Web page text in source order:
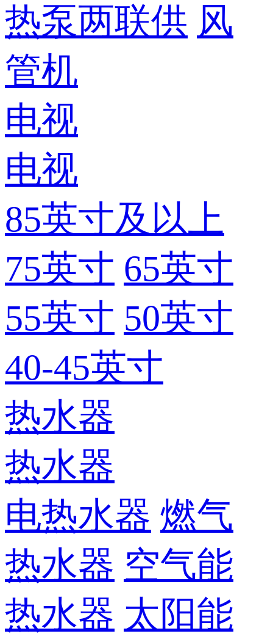
热泵两联供 风
管机
电视
电视
85英寸及以上
75英寸 65英寸
55英寸 50英寸
40-45英寸
热水器
热水器
电热水器 燃气
热水器 空气能
热水器 太阳能